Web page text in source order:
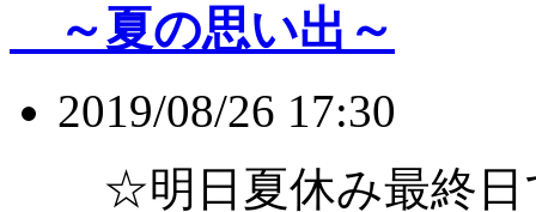
～夏の思い出～
2019/08/26 17:30
☆明日夏休み最終日